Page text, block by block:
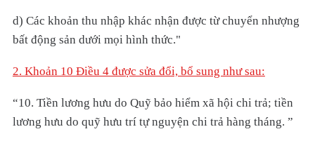
d) Các khoản thu nhập khác nhận được từ chuyển nhượng
bất động sản dưới mọi hình thức."
2. Khoản 10 Điều 4 được sửa đổi, bổ sung như sau:
“10. Tiền lương hưu do Quỹ bảo hiểm xã hội chi trả; tiền
lương hưu do quỹ hưu trí tự nguyện chi trả hàng tháng. ”